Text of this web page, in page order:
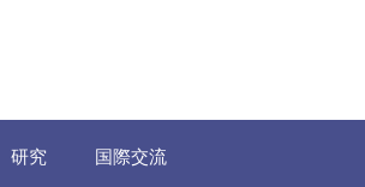
研究 国際交流